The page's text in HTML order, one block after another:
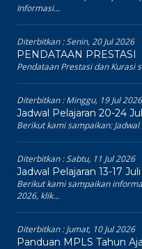
Informasi...
Diterbitkan :Senin, 20 Jul 2026
PENDATAAN PRESTASI
Pendataan Prestasi dan Kurasi
Diterbitkan :Minggu, 19 Jul 2026
Jadwal Pelajaran 20-24
Berikut kami sampaikan: Jadwal
Diterbitkan :Sabtu, 11 Jul 2026
Jadwal Pelajaran 13-17
Berikut kami sampaikan
2026, klik...
Diterbitkan :Jumat, 10 Jul 2026
Panduan MPLS Tahun